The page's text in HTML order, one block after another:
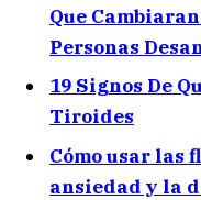
Que
Personas
19 Signos De
Tiroides
Cómo usar las
ansiedad y la